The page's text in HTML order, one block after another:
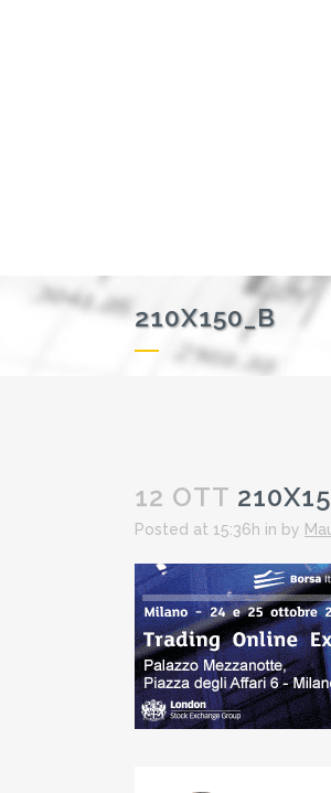
210X150_B
12 OTT
Posted at 15:36h in by